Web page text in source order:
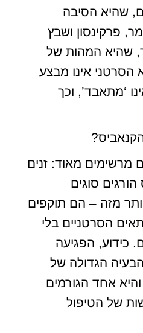
שהיא הסיבה
פרקינסון ושבץ
שהיא המהות של
הסרטני אינו מבצע
‘מתאבד’, וכך
מרשימים מאוד: זנים
סוגים
מזה – הם תוקפים
הסרטניים בלי
כידוע, הפגיעה
הגדולה של
אחד הגורמים
של הטיפול